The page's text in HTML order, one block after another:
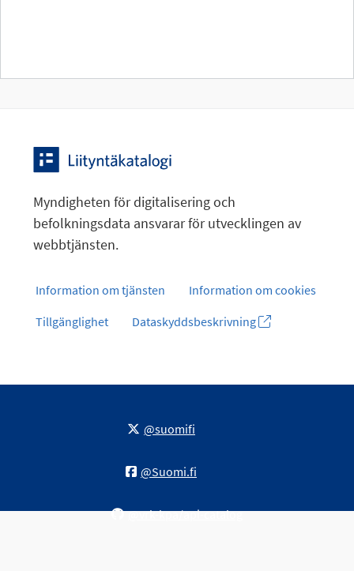
Myndigheten för digitalisering och
befolkningsdata ansvarar för utvecklingen av
webbtjänsten.
Information om tjänsten
Information om cookies
Tillgänglighet
Dataskyddsbeskrivning
@suomifi
@Suomi.fi
@vrk-kpa/api-catalog